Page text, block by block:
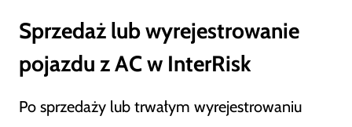
Sprzedaż lub wyrejestrowanie
pojazdu z AC w InterRisk
Po sprzedaży lub trwałym wyrejestrowaniu